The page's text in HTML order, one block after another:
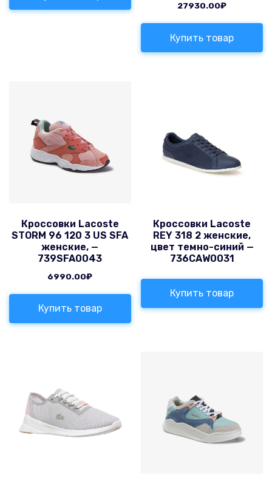
27930.00₽
Купить товар
Кроссовки Lacoste
STORM 96 120 3 US SFA
женские, —
739SFA0043
6990.00₽
Купить товар
Кроссовки Lacoste
REY 318 2 женские,
цвет темно-синий —
736CAW0031
Купить товар